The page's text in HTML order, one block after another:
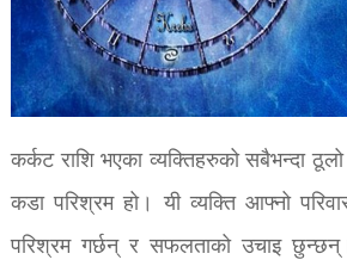
कर्कट राशि भएका व्यक्तिहरुको सबैभन्दा
कडा परिश्रम हो। यी व्यक्ति आफ्नो
परिश्रम गर्छन् र सफलताको उचाइ